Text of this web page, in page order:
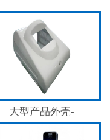
大型产品外壳-